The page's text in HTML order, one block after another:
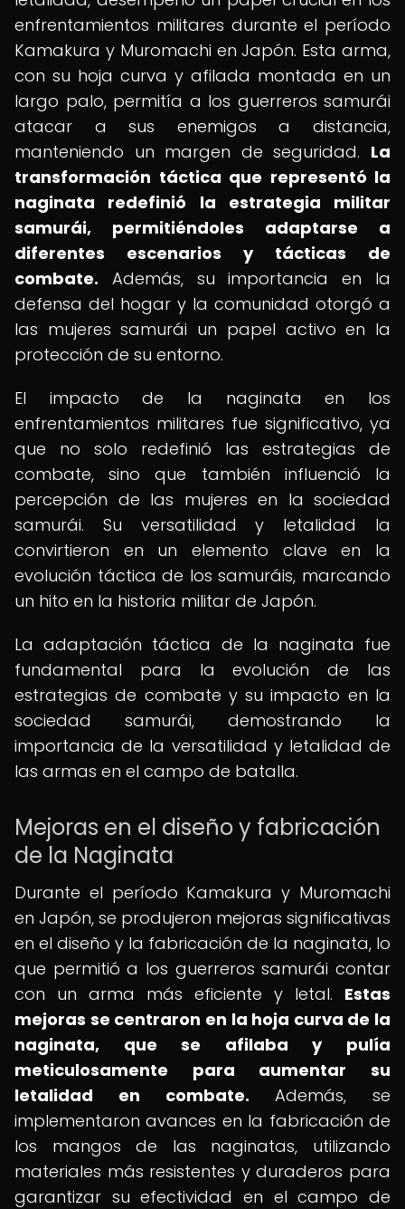
enfrentamientos militares durante el período
Kamakura y Muromachi en Japón. Esta arma,
con su hoja curva y afilada montada en un
largo palo, permitía a los guerreros samurái
atacar a sus enemigos a distancia,
manteniendo un margen de seguridad. La
transformación táctica que representó la
naginata redefinió la estrategia militar
samurái, permitiéndoles adaptarse a
diferentes escenarios y tácticas de
combate. Además, su importancia en la
defensa del hogar y la comunidad otorgó a
las mujeres samurái un papel activo en la
protección de su entorno.
El impacto de la naginata en los
enfrentamientos militares fue significativo, ya
que no solo redefinió las estrategias de
combate, sino que también influenció la
percepción de las mujeres en la sociedad
samurái. Su versatilidad y letalidad la
convirtieron en un elemento clave en la
evolución táctica de los samuráis, marcando
un hito en la historia militar de Japón.
La adaptación táctica de la naginata fue
fundamental para la evolución de las
estrategias de combate y su impacto en la
sociedad samurái, demostrando la
importancia de la versatilidad y letalidad de
las armas en el campo de batalla.
Mejoras en el diseño y fabricación
de la Naginata
Durante el período Kamakura y Muromachi
en Japón, se produjeron mejoras significativas
en el diseño y la fabricación de la naginata, lo
que permitió a los guerreros samurái contar
con un arma más eficiente y letal. Estas
mejoras se centraron en la hoja curva de la
naginata, que se afilaba y pulía
meticulosamente para aumentar su
letalidad en combate. Además, se
implementaron avances en la fabricación de
los mangos de las naginatas, utilizando
materiales más resistentes y duraderos para
garantizar su efectividad en el campo de